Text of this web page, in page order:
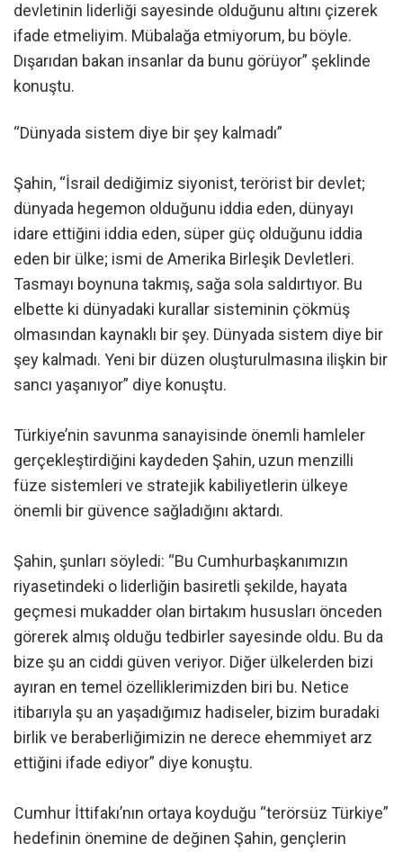
devletinin liderliği sayesinde olduğunu altını çizerek
ifade etmeliyim. Mübalağa etmiyorum, bu böyle.
Dışarıdan bakan insanlar da bunu görüyor” şeklinde
konuştu.
“Dünyada sistem diye bir şey kalmadı”
Şahin, “İsrail dediğimiz siyonist, terörist bir devlet;
dünyada hegemon olduğunu iddia eden, dünyayı
idare ettiğini iddia eden, süper güç olduğunu iddia
eden bir ülke; ismi de Amerika Birleşik Devletleri.
Tasmayı boynuna takmış, sağa sola saldırtıyor. Bu
elbette ki dünyadaki kurallar sisteminin çökmüş
olmasından kaynaklı bir şey. Dünyada sistem diye bir
şey kalmadı. Yeni bir düzen oluşturulmasına ilişkin bir
sancı yaşanıyor” diye konuştu.
Türkiye’nin savunma sanayisinde önemli hamleler
gerçekleştirdiğini kaydeden Şahin, uzun menzilli
füze sistemleri ve stratejik kabiliyetlerin ülkeye
önemli bir güvence sağladığını aktardı.
Şahin, şunları söyledi: “Bu Cumhurbaşkanımızın
riyasetindeki o liderliğin basiretli şekilde, hayata
geçmesi mukadder olan birtakım hususları önceden
görerek almış olduğu tedbirler sayesinde oldu. Bu da
bize şu an ciddi güven veriyor. Diğer ülkelerden bizi
ayıran en temel özelliklerimizden biri bu. Netice
itibarıyla şu an yaşadığımız hadiseler, bizim buradaki
birlik ve beraberliğimizin ne derece ehemmiyet arz
ettiğini ifade ediyor” diye konuştu.
Cumhur İttifakı’nın ortaya koyduğu “terörsüz Türkiye”
hedefinin önemine de değinen Şahin, gençlerin